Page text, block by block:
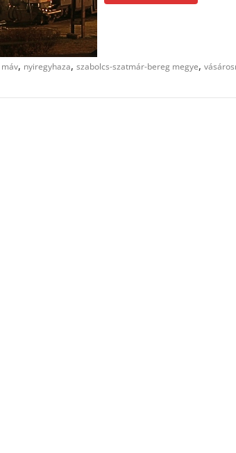
máv, nyiregyhaza, szabolcs-szatmár-bereg megye,